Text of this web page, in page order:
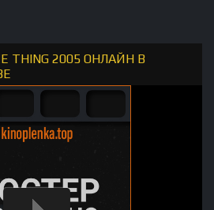
THING 2005 ОНЛАЙН В